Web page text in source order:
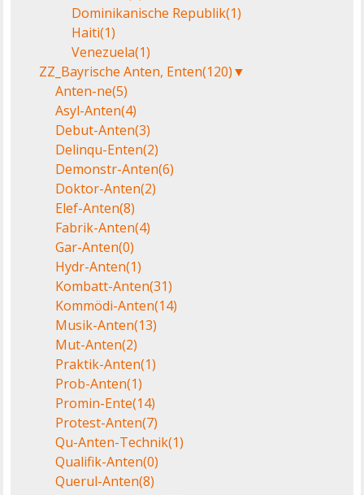
Dominikanische Republik(1)
Haiti(1)
Venezuela(1)
ZZ_Bayrische Anten, Enten(120)▼
Anten-ne(5)
Asyl-Anten(4)
Debut-Anten(3)
Delinqu-Enten(2)
Demonstr-Anten(6)
Doktor-Anten(2)
Elef-Anten(8)
Fabrik-Anten(4)
Gar-Anten(0)
Hydr-Anten(1)
Kombatt-Anten(31)
Kommödi-Anten(14)
Musik-Anten(13)
Mut-Anten(2)
Praktik-Anten(1)
Prob-Anten(1)
Promin-Ente(14)
Protest-Anten(7)
Qu-Anten-Technik(1)
Qualifik-Anten(0)
Querul-Anten(8)